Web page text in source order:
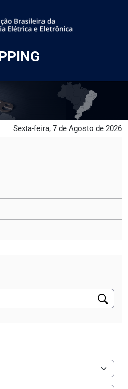
Sexta-feira, 7 de Agosto de 2026